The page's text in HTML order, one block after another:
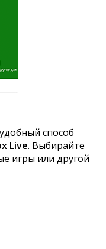
способ
Live. Выбирайте
игры или другой